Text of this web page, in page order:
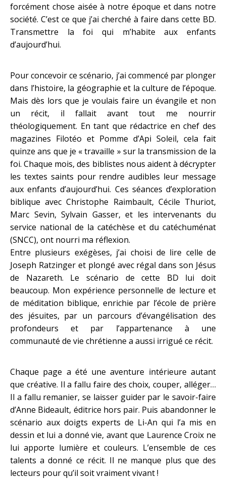
forcément chose aisée à notre époque et dans notre
société. C’est ce que j’ai cherché à faire dans cette BD.
Transmettre la foi qui m’habite aux enfants
d’aujourd’hui.
Pour concevoir ce scénario, j’ai commencé par plonger
dans l’histoire, la géographie et la culture de l’époque.
Mais dès lors que je voulais faire un évangile et non
un récit, il fallait avant tout me nourrir
théologiquement. En tant que rédactrice en chef des
magazines Filotéo et Pomme d’Api Soleil, cela fait
quinze ans que je « travaille » sur la transmission de la
foi. Chaque mois, des biblistes nous aident à décrypter
les textes saints pour rendre audibles leur message
aux enfants d’aujourd’hui. Ces séances d’exploration
biblique avec Christophe Raimbault, Cécile Thuriot,
Marc Sevin, Sylvain Gasser, et les intervenants du
service national de la catéchèse et du catéchuménat
(SNCC), ont nourri ma réflexion.
Entre plusieurs exégèses, j’ai choisi de lire celle de
Joseph Ratzinger et plongé avec régal dans son Jésus
de Nazareth. Le scénario de cette BD lui doit
beaucoup. Mon expérience personnelle de lecture et
de méditation biblique, enrichie par l’école de prière
des jésuites, par un parcours d’évangélisation des
profondeurs et par l’appartenance à une
communauté de vie chrétienne a aussi irrigué ce récit.
Chaque page a été une aventure intérieure autant
que créative. Il a fallu faire des choix, couper, alléger…
Il a fallu remanier, se laisser guider par le savoir-faire
d’Anne Bideault, éditrice hors pair. Puis abandonner le
scénario aux doigts experts de Li-An qui l’a mis en
dessin et lui a donné vie, avant que Laurence Croix ne
lui apporte lumière et couleurs. L’ensemble de ces
talents a donné ce récit. Il ne manque plus que des
lecteurs pour qu’il soit vraiment vivant !